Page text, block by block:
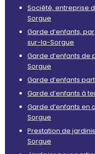
Société, entreprise
Sorgue
Garde d’enfants,
sur-la-Sorgue
Garde d’enfants de
Sorgue
Garde d’enfants
Garde d’enfants à
Garde d’enfants en
Sorgue
Prestation de
Sorgue